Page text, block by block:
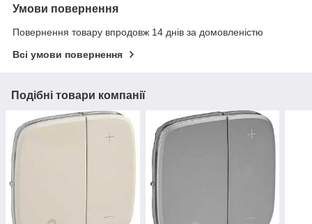
Умови повернення
Повернення товару впродовж 14 днів за домовленістю
Всі умови повернення
Подібні товари компанії